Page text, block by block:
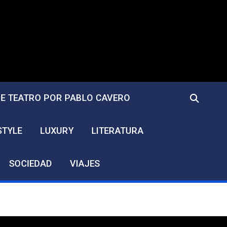
TEATRO POR PABLO CAVERO
LUXURY LITERATURA
SOCIEDAD VIAJES